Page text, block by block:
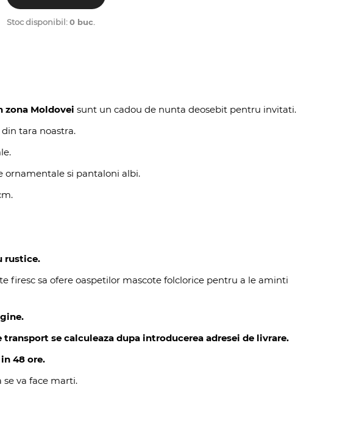
Stoc disponibil:0 buc.
Moldovei sunt un cadou de nunta deosebit pentru invitati.
tara noastra.
ornamentale si pantaloni albi.
rustice.
firesc sa ofere oaspetilor mascote folclorice pentru a le aminti
transport se calculeaza dupa introducerea adresei de livrare.
48 ore.
se va face marti.